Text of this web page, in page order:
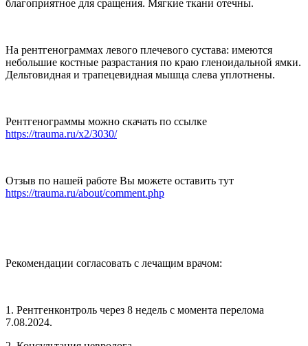
благоприятное для сращения. Мягкие ткани отечны.
На рентгенограммах левого плечевого сустава: имеются
небольшие костные разрастания по краю гленоидальной ямки.
Дельтовидная и трапецевидная мышца слева уплотнены.
Рентгенограммы можно скачать по ссылке
https://trauma.ru/x2/3030/
Отзыв по нашей работе Вы можете оставить тут
https://trauma.ru/about/comment.php
Рекомендации согласовать с лечащим врачом:
1. Рентгенконтроль через 8 недель с момента перелома
7.08.2024.